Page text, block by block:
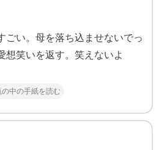
ごい。母を落ち込ませないでっ
想笑いを返す。笑えないよ
の中の手紙を読む